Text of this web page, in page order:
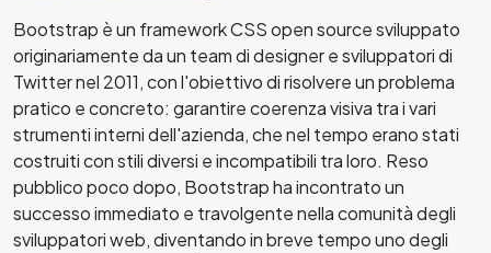
Bootstrap è un framework CSS open source sviluppato
originariamente da un team di designer e sviluppatori di
Twitter nel 2011, con l'obiettivo di risolvere un problema
pratico e concreto: garantire coerenza visiva tra i vari
strumenti interni dell'azienda, che nel tempo erano stati
costruiti con stili diversi e incompatibili tra loro. Reso
pubblico poco dopo, Bootstrap ha incontrato un
successo immediato e travolgente nella comunità degli
sviluppatori web, diventando in breve tempo uno degli